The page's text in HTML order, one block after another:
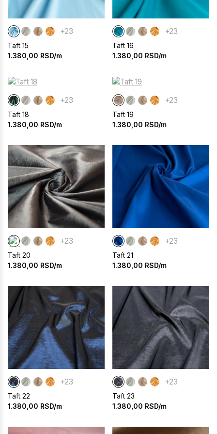
+23
Taft 15
1.380,00 RSD/m
+23
Taft 16
1.380,00 RSD/m
+23
Taft 18
1.380,00 RSD/m
+23
Taft 19
1.380,00 RSD/m
+23
Taft 20
1.380,00 RSD/m
+23
Taft 21
1.380,00 RSD/m
+23
Taft 22
1.380,00 RSD/m
+23
Taft 23
1.380,00 RSD/m